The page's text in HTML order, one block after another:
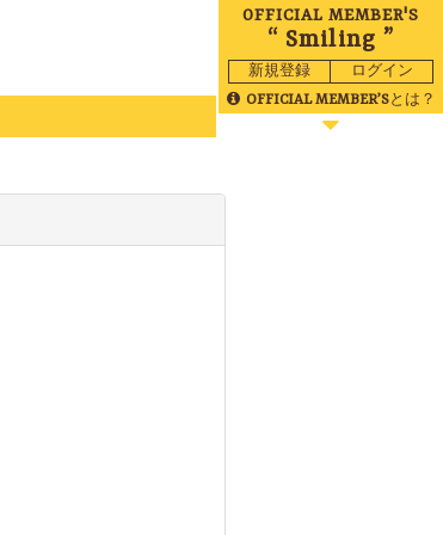
OFFICIAL MEMBER'S
“ Smiling ”
新規登録 ログイン
OFFICIAL MEMBER’Sとは？